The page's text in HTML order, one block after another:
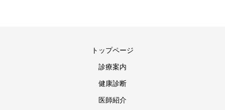
トップページ
診療案内
健康診断
医師紹介